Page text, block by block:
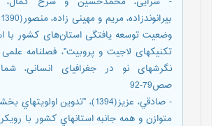
وضعیت توسعه یافتگی استان‌های کشور با
تکنیکهای لاجیت و پروبیت"، فصلنامه
نگرشهای نو در جغرافیای انسانی،
صص79-92
- صادقي، عزيز(1394)، "تدوين
متوازن و همه جانبه استانهاي كشور با